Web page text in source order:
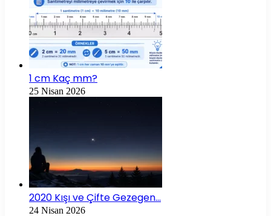
1 cm Kaç mm?
25 Nisan 2026
2020 Kışı ve Çifte Gezegen…
24 Nisan 2026